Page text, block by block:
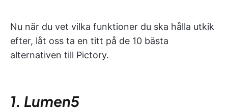
Nu när du vet vilka funktioner du ska hålla utkik
efter, låt oss ta en titt på de 10 bästa
alternativen till Pictory.
1. Lumen5